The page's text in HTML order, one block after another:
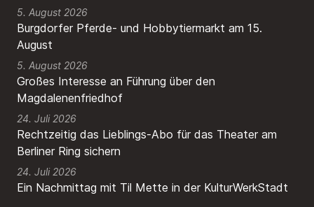
Burgdorfer Pferde- und Hobbytiermarkt am 15.
August
5. August 2026
Großes Interesse an Führung über den
Magdalenenfriedhof
5. August 2026
Rechtzeitig das Lieblings-Abo für das Theater am
Berliner Ring sichern
24. Juli 2026
Ein Nachmittag mit Til Mette in der KulturWerkStadt
24. Juli 2026